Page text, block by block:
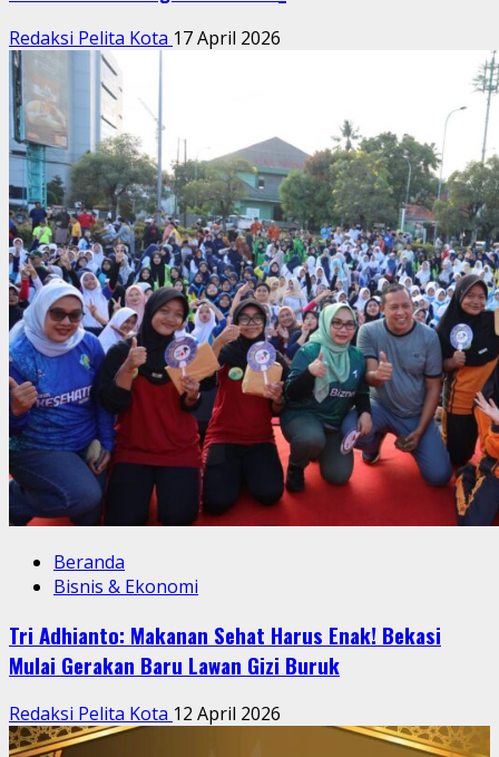
Redaksi Pelita Kota 17 April 2026
Beranda
Bisnis & Ekonomi
Tri Adhianto: Makanan Sehat Harus Enak! Bekasi
Mulai Gerakan Baru Lawan Gizi Buruk
Redaksi Pelita Kota 12 April 2026